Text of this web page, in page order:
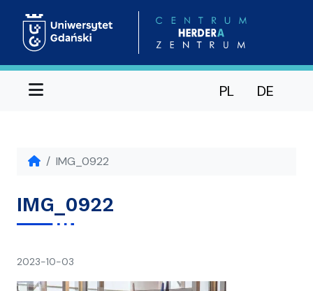
Menu PL DE
IMG_0922
IMG_0922
2023-10-03